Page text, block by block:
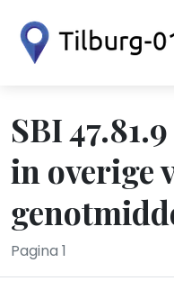
SBI
in overige
Pagina 1